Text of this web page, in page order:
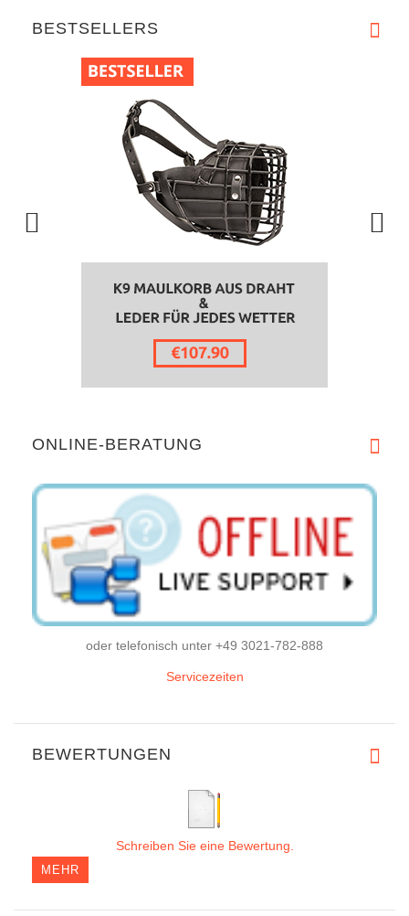
BESTSELLERS
ONLINE-BERATUNG
oder telefonisch unter +49 3021-782-888
Servicezeiten
BEWERTUNGEN
Schreiben Sie eine Bewertung.
MEHR